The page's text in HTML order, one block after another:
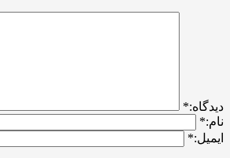
ديدگاه:*
نام:*
ایمیل:*